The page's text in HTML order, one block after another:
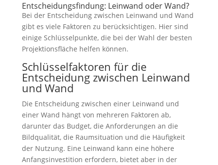
Entscheidungsfindung: Leinwand oder Wand?
Bei der Entscheidung zwischen Leinwand und Wand
gibt es viele Faktoren zu berücksichtigen. Hier sind
einige Schlüsselpunkte, die bei der Wahl der besten
Projektionsfläche helfen können.
Schlüsselfaktoren für die
Entscheidung zwischen Leinwand
und Wand
Die Entscheidung zwischen einer Leinwand und
einer Wand hängt von mehreren Faktoren ab,
darunter das Budget, die Anforderungen an die
Bildqualität, die Raumsituation und die Häufigkeit
der Nutzung. Eine Leinwand kann eine höhere
Anfangsinvestition erfordern, bietet aber in der